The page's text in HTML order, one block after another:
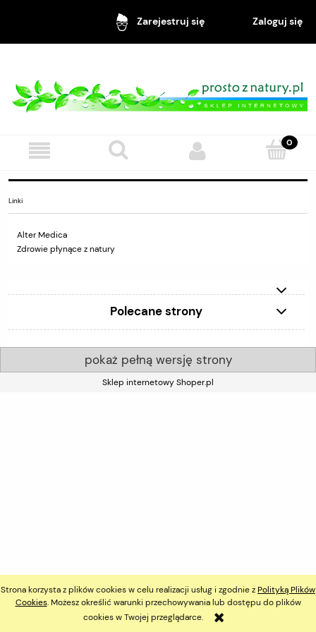
Strona korzysta z plików cookies w celu realizacji usług i zgodnie zPolityką Plików
Cookies. Możesz określić warunki przechowywania lub dostępu do plików
cookies w Twojej przeglądarce.
Zarejestruj się Zaloguj się
Linki
Alter Medica
Zdrowie płynące z natury
Polecane strony
pokaż pełną wersję strony
Sklep internetowy Shoper.pl